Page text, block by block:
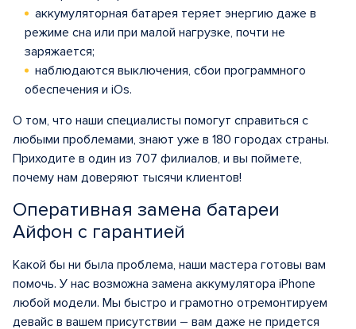
аккумуляторная батарея теряет энергию даже в
режиме сна или при малой нагрузке, почти не
заряжается;
наблюдаются выключения, сбои программного
обеспечения и iOs.
О том, что наши специалисты помогут справиться с
любыми проблемами, знают уже в 180 городах страны.
Приходите в один из 707 филиалов, и вы поймете,
почему нам доверяют тысячи клиентов!
Оперативная замена батареи
Айфон с гарантией
Какой бы ни была проблема, наши мастера готовы вам
помочь. У нас возможна замена аккумулятора iPhone
любой модели. Мы быстро и грамотно отремонтируем
девайс в вашем присутствии – вам даже не придется